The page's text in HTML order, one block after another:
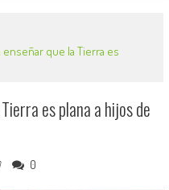
enseñar que la Tierra es
es plana a hijos de
0